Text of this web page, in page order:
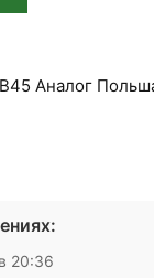
Аналог
20:36